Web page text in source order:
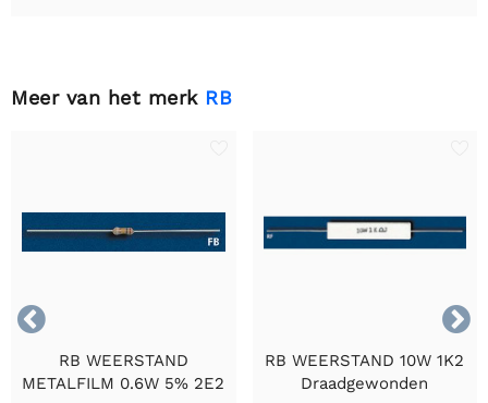
Meer van het merk RB


RB WEERSTAND
METALFILM 0.6W 5% 2E2
RB WEERSTAND 10W 1K2
Draadgewonden